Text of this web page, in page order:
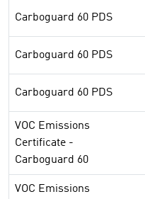
Carboguard 60 PDS
Carboguard 60 PDS
Carboguard 60 PDS
VOC Emissions
Certificate -
Carboguard 60
VOC Emissions